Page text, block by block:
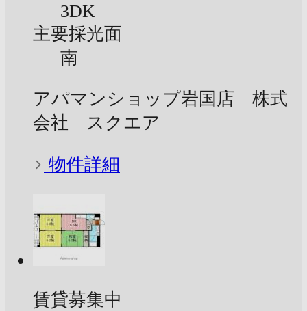
3DK
主要採光面
南
アパマンショップ岩国店 株式
会社 スクエア
物件詳細
賃貸募集中